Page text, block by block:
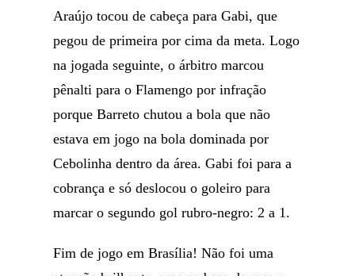
Araújo tocou de cabeça para Gabi, que
pegou de primeira por cima da meta. Logo
na jogada seguinte, o árbitro marcou
pênalti para o Flamengo por infração
porque Barreto chutou a bola que não
estava em jogo na bola dominada por
Cebolinha dentro da área. Gabi foi para a
cobrança e só deslocou o goleiro para
marcar o segundo gol rubro-negro: 2 a 1.
Fim de jogo em Brasília! Não foi uma